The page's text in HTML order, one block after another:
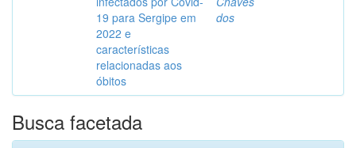
19 para Sergipe em
2022 e
características
relacionadas aos
óbitos
dos
Busca facetada